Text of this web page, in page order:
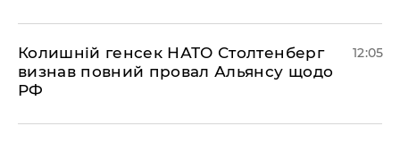
Колишній генсек НАТО Столтенберг
визнав повний провал Альянсу щодо
РФ
12:05